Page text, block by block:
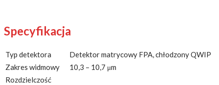
Specyfikacja
Typ detektora
Detektor matrycowy FPA, chłodzony QWIP
Zakres widmowy
10,3 – 10,7 μm
Rozdzielczość